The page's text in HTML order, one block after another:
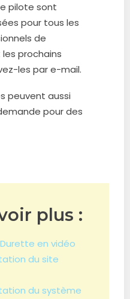
pilote sont
pour tous les
de
les prochains
les par e-mail.
peuvent aussi
pour des
plus :
en vidéo
du site
du système